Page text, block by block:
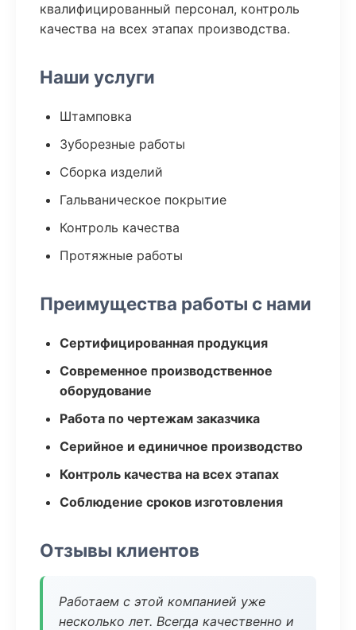
квалифицированный персонал, контроль
качества на всех этапах производства.
Наши услуги
Штамповка
Зуборезные работы
Сборка изделий
Гальваническое покрытие
Контроль качества
Протяжные работы
Преимущества работы с нами
Сертифицированная продукция
Современное производственное
оборудование
Работа по чертежам заказчика
Серийное и единичное производство
Контроль качества на всех этапах
Соблюдение сроков изготовления
Отзывы клиентов
Работаем с этой компанией уже
несколько лет. Всегда качественно и